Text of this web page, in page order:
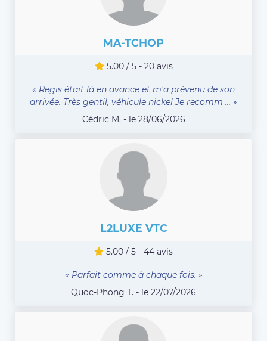
MA-TCHOP
5.00 / 5 - 20 avis
« Regis était là en avance et m'a prévenu de son
arrivée. Très gentil, véhicule nickel Je recomm ... »
Cédric M. - le 28/06/2026
L2LUXE VTC
5.00 / 5 - 44 avis
« Parfait comme à chaque fois. »
Quoc-Phong T. - le 22/07/2026